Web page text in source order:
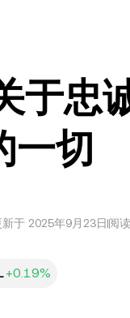
于忠
一切
新于 2025年9月23日 阅
+0.19%